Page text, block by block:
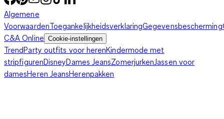
Algemene
VoorwaardenToegankelijkheidsverklaringGegevensbescherming
C&A Online Cookie-instellingen
TrendParty outfits voor herenKindermode met
stripfigurenDisneyDames JeansZomerjurkenJassen voor
damesHeren JeansHerenpakken